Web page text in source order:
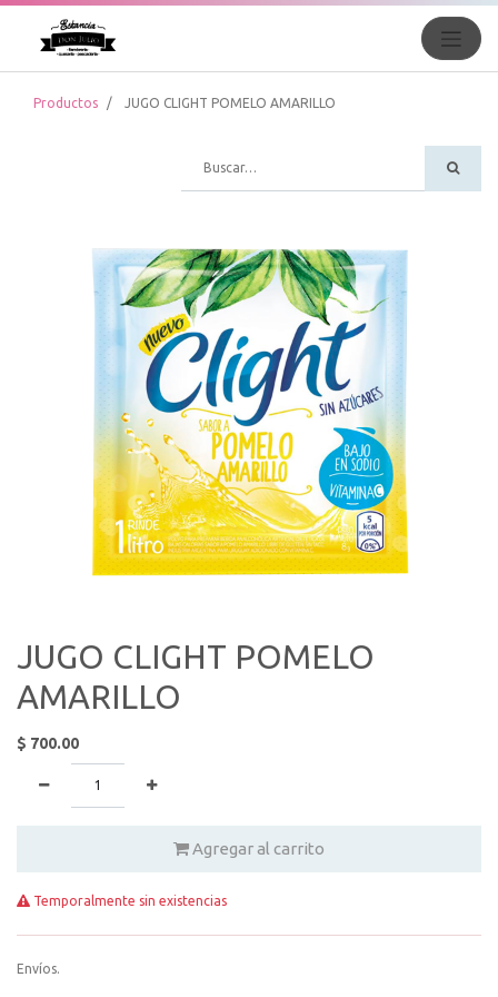
Productos JUGO CLIGHT POMELO AMARILLO
JUGO CLIGHT POMELO
AMARILLO
$ 700.00
Agregar al carrito
Temporalmente sin existencias
Envíos.